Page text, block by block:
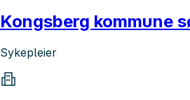
Kongsberg kommune
Sykepleier